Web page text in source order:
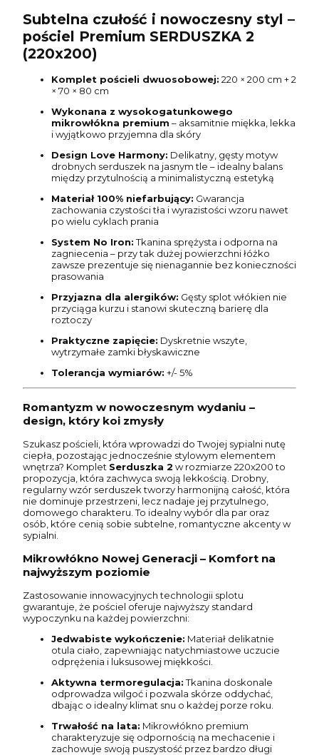
Subtelna czułość i nowoczesny styl –
pościel Premium SERDUSZKA 2
(220x200)
Komplet pościeli dwuosobowej: 220 × 200 cm + 2
× 70 × 80 cm
Wykonana z wysokogatunkowego
mikrowłókna premium – aksamitnie miękka, lekka
i wyjątkowo przyjemna dla skóry
Design Love Harmony: Delikatny, gęsty motyw
drobnych serduszek na jasnym tle – idealny balans
między przytulnością a minimalistyczną estetyką
Materiał 100% niefarbujący: Gwarancja
zachowania czystości tła i wyrazistości wzoru nawet
po wielu cyklach prania
System No Iron:Tkanina sprężysta i odporna na
zagniecenia – przy tak dużej powierzchni łóżko
zawsze prezentuje się nienagannie bez konieczności
prasowania
Przyjazna dla alergików: Gęsty splot włókien nie
przyciąga kurzu i stanowi skuteczną barierę dla
roztoczy
Praktyczne zapięcie: Dyskretnie wszyte,
wytrzymałe zamki błyskawiczne
Tolerancja wymiarów: +/- 5%
Romantyzm w nowoczesnym wydaniu –
design, który koi zmysły
Szukasz pościeli, która wprowadzi do Twojej sypialni nutę
ciepła, pozostając jednocześnie stylowym elementem
wnętrza? Komplet Serduszka 2 w rozmiarze 220x200 to
propozycja, która zachwyca swoją lekkością. Drobny,
regularny wzór serduszek tworzy harmonijną całość, która
nie dominuje przestrzeni, lecz nadaje jej przytulnego,
domowego charakteru. To idealny wybór dla par oraz
osób, które cenią sobie subtelne, romantyczne akcenty w
sypialni.
Mikrowłókno Nowej Generacji – Komfort na
najwyższym poziomie
Zastosowanie innowacyjnych technologii splotu
gwarantuje, że pościel oferuje najwyższy standard
wypoczynku na każdej powierzchni:
Jedwabiste wykończenie: Materiał delikatnie
otula ciało, zapewniając natychmiastowe uczucie
odprężenia i luksusowej miękkości.
Aktywna termoregulacja:Tkanina doskonale
odprowadza wilgoć i pozwala skórze oddychać,
dbając o idealny klimat snu o każdej porze roku.
Trwałość na lata: Mikrowłókno premium
charakteryzuje się odpornością na mechacenie i
zachowuje swoją puszystość przez bardzo długi